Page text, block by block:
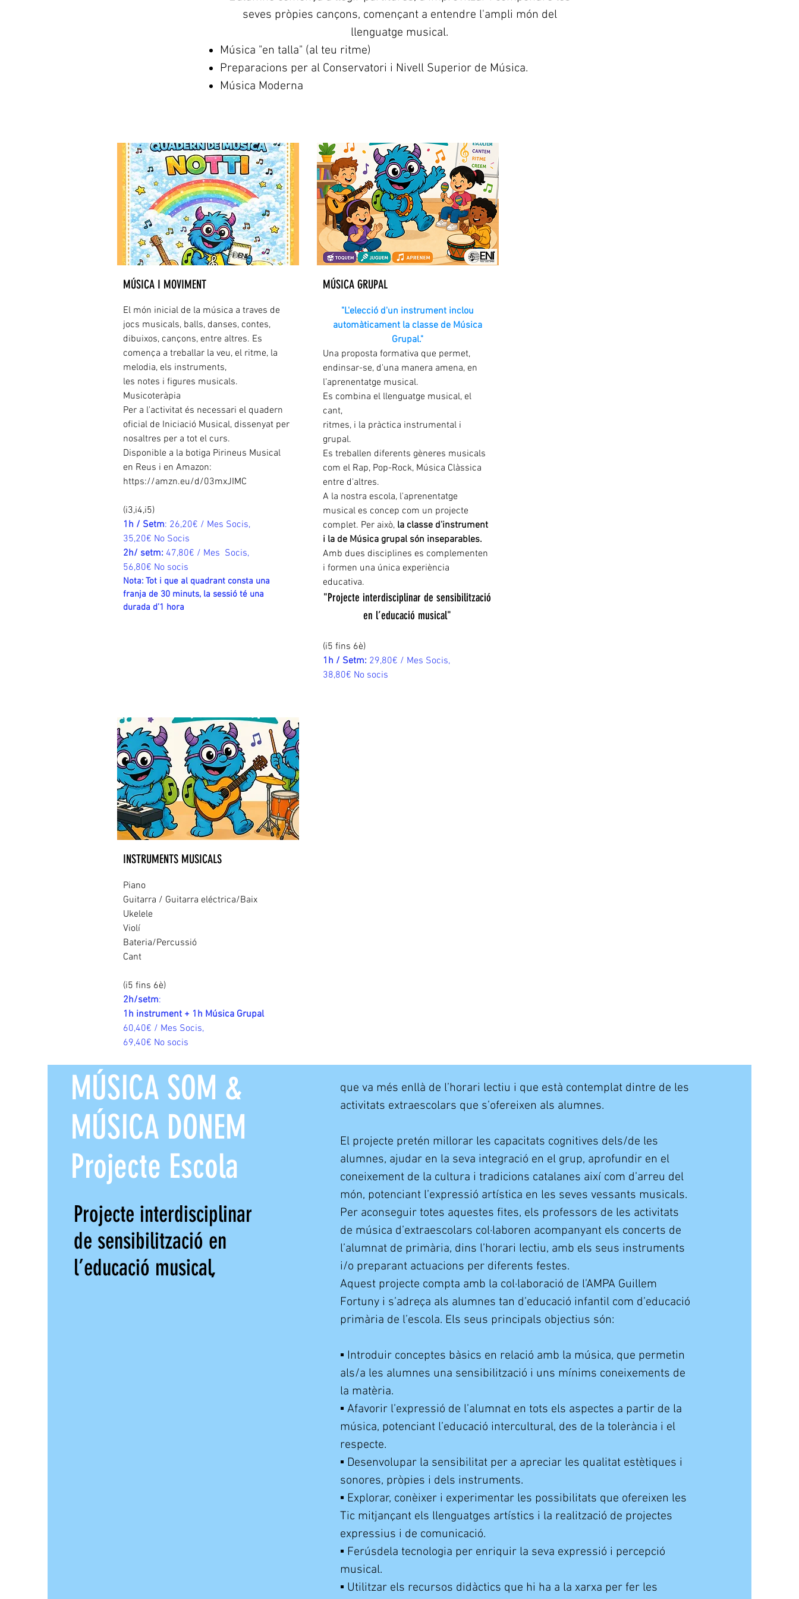
seves pròpies cançons, començant a entendre l'ampli món del
llenguatge musical.
Música "en talla" (al teu ritme)
Preparacions per al Conservatori i Nivell Superior de Música.
Música Moderna
MÚSICA I MOVIMENT
El món inicial de la música a traves de
jocs musicals, balls, danses, contes,
dibuixos, cançons, entre altres. Es
comença a treballar la veu, el ritme, la
melodia, els instruments,
les notes i figures musicals.
Musicoteràpia
Per a l'activitat és necessari el quadern
oficial de Iniciació Musical, dissenyat per
nosaltres per a tot el curs.
Disponible a la botiga Pirineus Musical
en Reus i en Amazon:
https://amzn.eu/d/03mxJIMC
(i3,i4,i5)
1h / Setm: 26,20€ / Mes Socis,
35,20€ No Socis
2h/ setm: 47,80€ / Mes Socis,
56,80€ No socis
Nota: Tot i que al quadrant consta una
franja de 30 minuts, la sessió té una
durada d’1 hora
MÚSICA GRUPAL
"L'elecció d'un instrument inclou
automàticament la classe de Música
Grupal."
Una proposta formativa que permet,
endinsar-se, d'una manera amena, en
l’aprenentatge musical.
Es combina el llenguatge musical, el
cant,
ritmes, i la pràctica instrumental i
grupal.
Es treballen diferents gèneres musicals
com el Rap, Pop-Rock, Música Clàssica
entre d'altres.
A la nostra escola, l'aprenentatge
musical es concep com un projecte
complet. Per això, la classe d'instrument
i la de Música grupal són inseparables.
Amb dues disciplines es complementen
i formen una única experiència
educativa.​
"Projecte interdisciplinar de sensibilització
en l’educació musical"
(i5 fins 6è)
1h / Setm: 29,80€ / Mes Socis,
38,80€ No socis
INSTRUMENTS MUSICALS
Piano
Guitarra / Guitarra eléctrica/Baix
Ukelele
Violí
Bateria/Percussió
Cant
(i5 fins 6è)
2h/setm:
1h instrument + 1h Música Grupal
60,40€ / Mes Socis,
69,40€ No socis
MÚSICA SOM &
MÚSICA DONEM
Projecte Escola
Projecte interdisciplinar
de sensibilització en
l’educació musical,
que va més enllà de l’horari lectiu i que està contemplat dintre de les
activitats extraescolars que s’ofereixen als alumnes.
El projecte pretén millorar les capacitats cognitives dels/de les
alumnes, ajudar en la seva integració en el grup, aprofundir en el
coneixement de la cultura i tradicions catalanes així com d’arreu del
món, potenciant l’expressió artística en les seves vessants musicals.
Per aconseguir totes aquestes fites, els professors de les activitats
de música d’extraescolars col·laboren acompanyant els concerts de
l’alumnat de primària, dins l’horari lectiu, amb els seus instruments
i/o preparant actuacions per diferents festes.
Aquest projecte compta amb la col·laboració de l’AMPA Guillem
Fortuny i s’adreça als alumnes tan d’educació infantil com d’educació
primària de l’escola. Els seus principals objectius són:
▪ Introduir conceptes bàsics en relació amb la música, que permetin
als/a les alumnes una sensibilització i uns mínims coneixements de
la matèria.
▪ Afavorir l’expressió de l’alumnat en tots els aspectes a partir de la
música, potenciant l’educació intercultural, des de la tolerància i el
respecte.
▪ Desenvolupar la sensibilitat per a apreciar les qualitat estètiques i
sonores, pròpies i dels instruments.
▪ Explorar, conèixer i experimentar les possibilitats que ofereixen les
Tic mitjançant els llenguatges artístics i la realització de projectes
expressius i de comunicació.
▪ Ferúsdela tecnologia per enriquir la seva expressió i percepció
musical.
▪ Utilitzar els recursos didàctics que hi ha a la xarxa per fer les